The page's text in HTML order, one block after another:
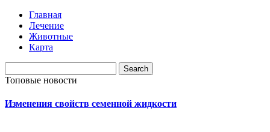
Главная
Лечение
Животные
Карта
Топовые новости
Изменения свойств семенной жидкости